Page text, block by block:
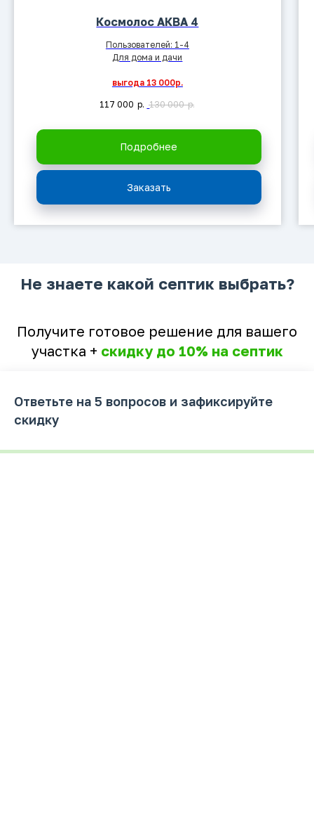
Космолос АКВА 4
Пользователей: 1-4
Для дома и дачи
выгода 13 000р.
117 000 р. 130 000 р.
Подробнее
Заказать
Не знаете какой септик выбрать?
Получите готовое решение для вашего
участка + скидку до 10% на септик
Ответьте на 5 вопросов и зафиксируйте
скидку